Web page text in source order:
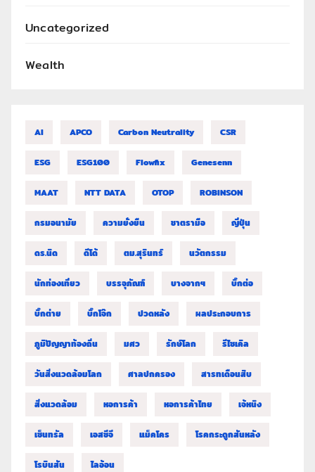
Uncategorized
Wealth
AI APCO Carbon Neutrality CSR
ESG ESG100 Flowfix Genesenn
MAAT NTT DATA OTOP ROBINSON
กรมอนามัย ความยั่งยืน ชาตรามือ ญี่ปุ่น
ดร.นิด ดีโด้ ตม.สุรินทร์ นวัตกรรม
นักท่องเที่ยว บรรจุภัณฑ์ บางจากฯ บิ๊กต่อ
บิ๊กต่าย บิ๊กโจ๊ก ปวดหลัง ผลประกอบการ
ภูมิปัญญาท้องถิ่น มศว รักษ์โลก รีไซเคิล
วันสิ่งแวดล้อมโลก ศาลปกครอง สารทเดือนสิบ
สิ่งแวดล้อม หอการค้า หอการค้าไทย เจ้หนิง
เซ็นทรัล เอสซีจี แม็คโคร โรคกระดูกสันหลัง
โรบินสัน ไลอ้อน